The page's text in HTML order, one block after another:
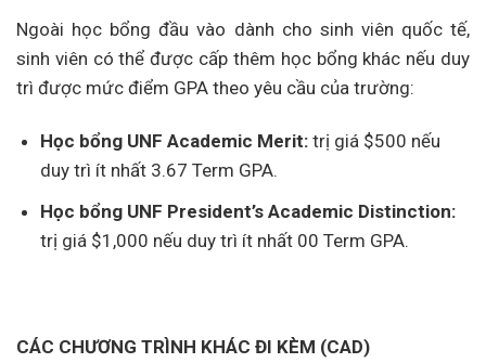
Ngoài học bổng đầu vào dành cho sinh viên quốc tế,
sinh viên có thể được cấp thêm học bổng khác nếu duy
trì được mức điểm GPA theo yêu cầu của trường:
Học bổng UNF Academic Merit: trị giá $500 nếu
duy trì ít nhất 3.67 Term GPA.
Học bổng UNF President’s Academic Distinction:
trị giá $1,000 nếu duy trì ít nhất 00 Term GPA.
CÁC CHƯƠNG TRÌNH KHÁC ĐI KÈM (CAD)